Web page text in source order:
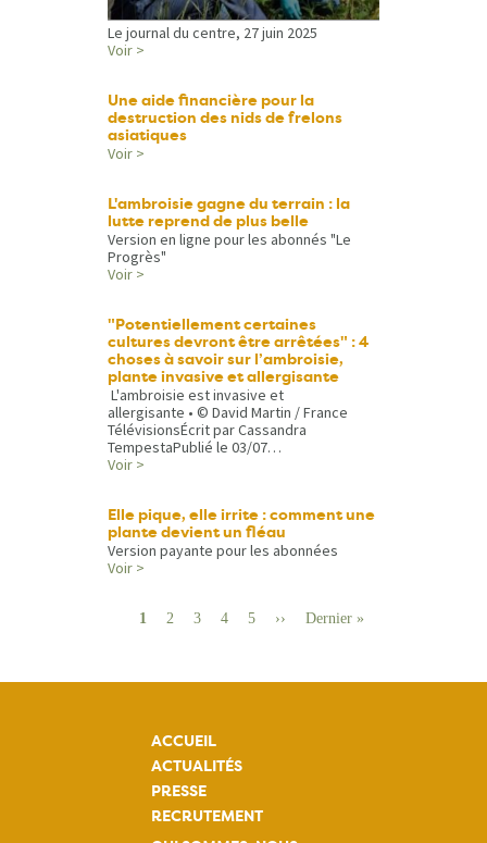
Le journal du centre, 27 juin 2025
Voir >
Une aide financière pour la
destruction des nids de frelons
asiatiques
Voir >
L'ambroisie gagne du terrain : la
lutte reprend de plus belle
Version en ligne pour les abonnés "Le
Progrès"
Voir >
"Potentiellement certaines
cultures devront être arrêtées" : 4
choses à savoir sur l’ambroisie,
plante invasive et allergisante
L'ambroisie est invasive et
allergisante • © David Martin / France
TélévisionsÉcrit par Cassandra
TempestaPublié le 03/07…
Voir >
Elle pique, elle irrite : comment une
plante devient un fléau
Version payante pour les abonnées
Voir >
Page
1 Page
2 Page
3 Page
4 Page
5
Page
››
Dernière
Dernier »
ACCUEIL
ACTUALITÉS
PRESSE
RECRUTEMENT